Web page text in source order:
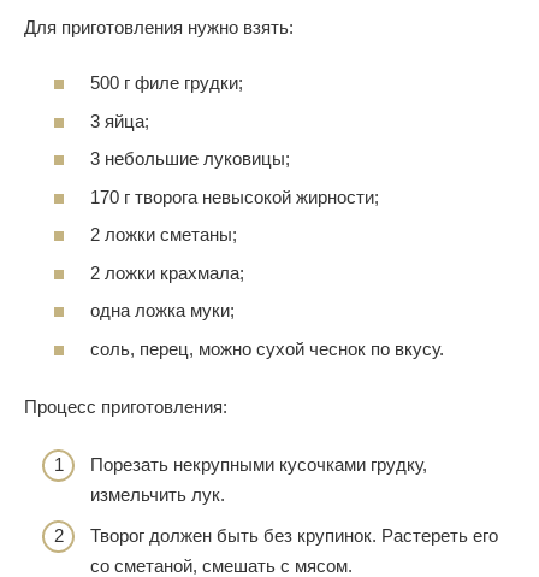
Для приготовления нужно взять:
500 г филе грудки;
3 яйца;
3 небольшие луковицы;
170 г творога невысокой жирности;
2 ложки сметаны;
2 ложки крахмала;
одна ложка муки;
соль, перец, можно сухой чеснок по вкусу.
Процесс приготовления:
Порезать некрупными кусочками грудку,
измельчить лук.
Творог должен быть без крупинок. Растереть его
со сметаной, смешать с мясом.